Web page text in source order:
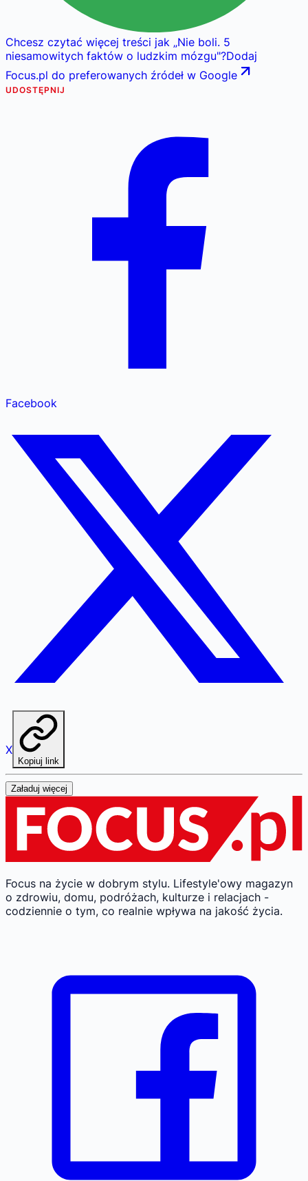
Chcesz czytać więcej treści jak „Nie boli. 5
niesamowitych faktów o ludzkim mózgu"?Dodaj
Focus.pl do preferowanych źródeł w Google
UDOSTĘPNIJ
Facebook
X
Kopiuj link
Załaduj więcej
Focus na życie w dobrym stylu. Lifestyle'owy magazyn
o zdrowiu, domu, podróżach, kulturze i relacjach -
codziennie o tym, co realnie wpływa na jakość życia.